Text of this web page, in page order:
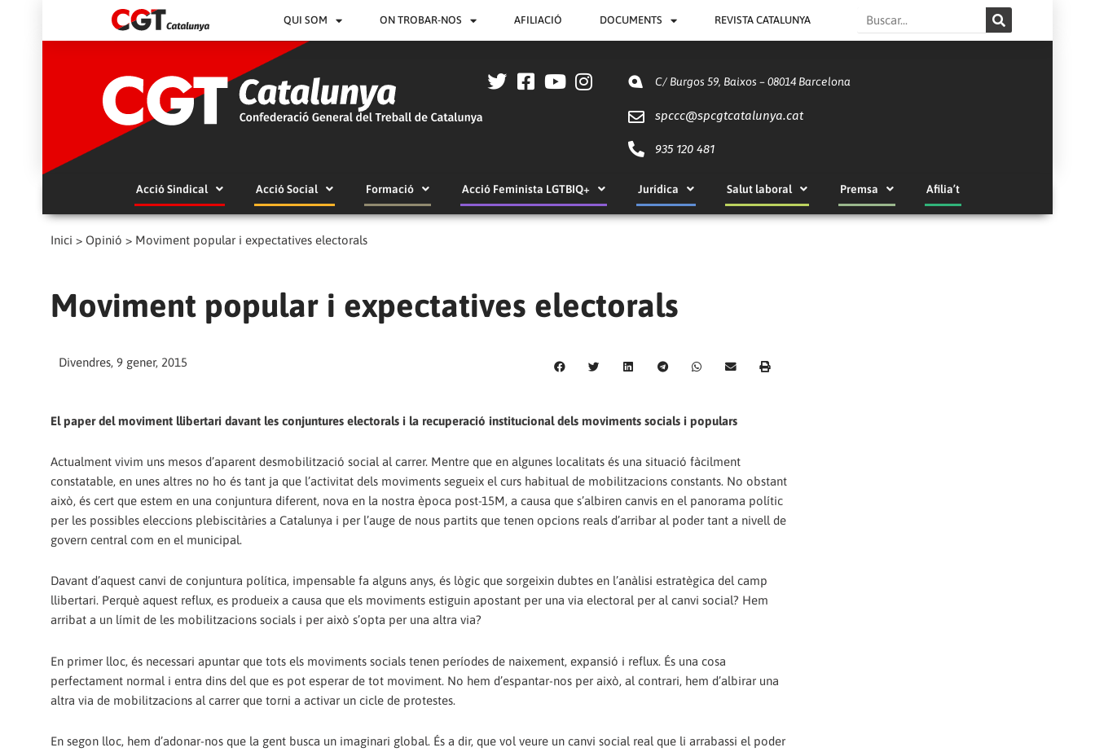
QUI SOM ON TROBAR-NOS AFILIACIÓ DOCUMENTS REVISTA CATALUNYA Search
C/ Burgos 59, Baixos – 08014 Barcelona
spccc@spcgtcatalunya.cat
935 120 481
Acció Sindical Acció Social Formació Acció Feminista LGTBIQ+ Jurídica Salut laboral Premsa Afilia’t
Inici > Opinió > Moviment popular i expectatives electorals
Moviment popular i expectatives electorals
Divendres, 9 gener, 2015
El paper del moviment llibertari davant les conjuntures electorals i la recuperació institucional dels moviments socials i populars
Actualment vivim uns mesos d’aparent desmobilització social al carrer. Mentre que en algunes localitats és una situació fàcilment
constatable, en unes altres no ho és tant ja que l’activitat dels moviments segueix el curs habitual de mobilitzacions constants. No obstant
això, és cert que estem en una conjuntura diferent, nova en la nostra època post-15M, a causa que s’albiren canvis en el panorama polític
per les possibles eleccions plebiscitàries a Catalunya i per l’auge de nous partits que tenen opcions reals d’arribar al poder tant a nivell de
govern central com en el municipal.
Davant d’aquest canvi de conjuntura política, impensable fa alguns anys, és lògic que sorgeixin dubtes en l’anàlisi estratègica del camp
llibertari. Perquè aquest reflux, es produeix a causa que els moviments estiguin apostant per una via electoral per al canvi social? Hem
arribat a un límit de les mobilitzacions socials i per això s’opta per una altra via?
En primer lloc, és necessari apuntar que tots els moviments socials tenen períodes de naixement, expansió i reflux. És una cosa
perfectament normal i entra dins del que es pot esperar de tot moviment. No hem d’espantar-nos per això, al contrari, hem d’albirar una
altra via de mobilitzacions al carrer que torni a activar un cicle de protestes.
En segon lloc, hem d’adonar-nos que la gent busca un imaginari global. És a dir, que vol veure un canvi social real que li arrabassi el poder